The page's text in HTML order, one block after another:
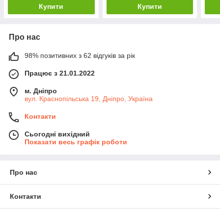
Купити Купити
Про нас
98% позитивних з 62 відгуків за рік
Працює з 21.01.2022
м. Дніпро
вул. Краснопільська 19, Дніпро, Україна
Контакти
Сьогодні вихідний
Показати весь графік роботи
Про нас
Контакти